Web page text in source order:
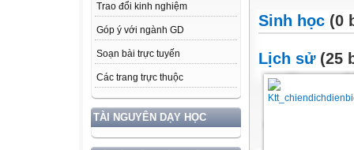
Trao đổi kinh nghiệm
Góp ý với ngành GD
Soạn bài trực tuyến
Các trang trực thuộc
TÀI NGUYÊN DẠY HỌC
Sinh học (0
Lịch sử(25